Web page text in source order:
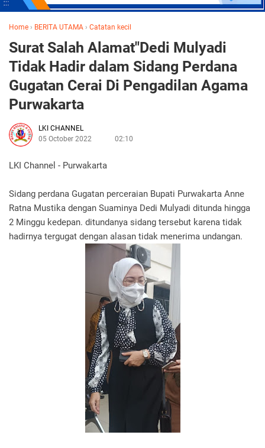
Home › BERITA UTAMA › Catatan kecil
Surat Salah Alamat"Dedi Mulyadi
Tidak Hadir dalam Sidang Perdana
Gugatan Cerai Di Pengadilan Agama
Purwakarta
LKI CHANNEL
05 October 2022
02:10
LKI Channel - Purwakarta
Sidang perdana Gugatan perceraian Bupati Purwakarta Anne
Ratna Mustika dengan Suaminya Dedi Mulyadi ditunda hingga
2 Minggu kedepan. ditundanya sidang tersebut karena tidak
hadirnya tergugat dengan alasan tidak menerima undangan.